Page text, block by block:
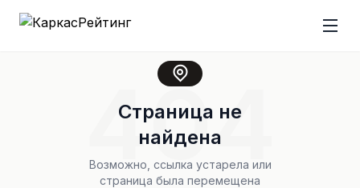
404
Страница не
найдена
Возможно, ссылка устарела или
страница была перемещена